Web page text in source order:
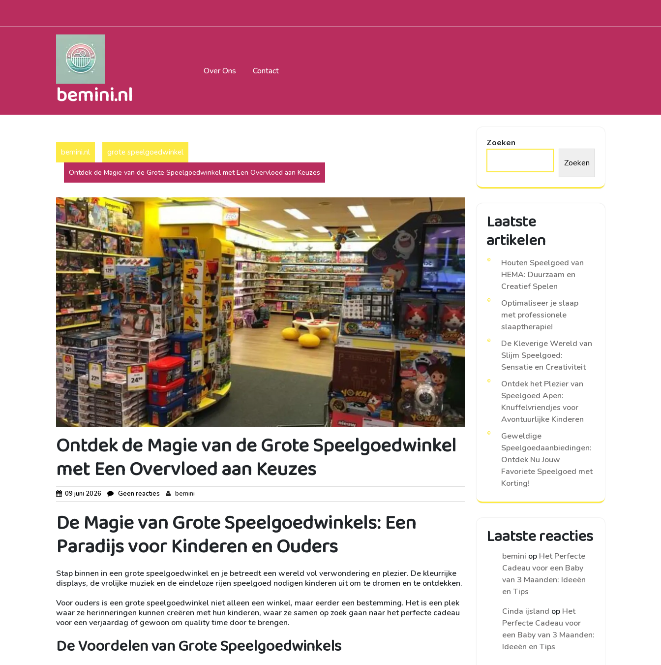
inhoud
bemini.nl
Over Ons Contact
bemini.nl grote speelgoedwinkel
Ontdek de Magie van de Grote Speelgoedwinkel met Een Overvloed aan Keuzes
Ontdek de Magie van de Grote Speelgoedwinkel
met Een Overvloed aan Keuzes
09 juni 2026 Geen reacties bemini
De Magie van Grote Speelgoedwinkels: Een
Paradijs voor Kinderen en Ouders
Stap binnen in een grote speelgoedwinkel en je betreedt een wereld vol verwondering en plezier. De kleurrijke
displays, de vrolijke muziek en de eindeloze rijen speelgoed nodigen kinderen uit om te dromen en te ontdekken.
Voor ouders is een grote speelgoedwinkel niet alleen een winkel, maar eerder een bestemming. Het is een plek
waar ze herinneringen kunnen creëren met hun kinderen, waar ze samen op zoek gaan naar het perfecte cadeau
voor een verjaardag of gewoon om quality time door te brengen.
De Voordelen van Grote Speelgoedwinkels
Zoeken
Zoeken
Laatste
artikelen
Houten Speelgoed van
HEMA: Duurzaam en
Creatief Spelen
Optimaliseer je slaap
met professionele
slaaptherapie!
De Kleverige Wereld van
Slijm Speelgoed:
Sensatie en Creativiteit
Ontdek het Plezier van
Speelgoed Apen:
Knuffelvriendjes voor
Avontuurlijke Kinderen
Geweldige
Speelgoedaanbiedingen:
Ontdek Nu Jouw
Favoriete Speelgoed met
Korting!
Laatste reacties
bemini op Het Perfecte
Cadeau voor een Baby
van 3 Maanden: Ideeën
en Tips
Cinda ijsland op Het
Perfecte Cadeau voor
een Baby van 3 Maanden:
Ideeën en Tips